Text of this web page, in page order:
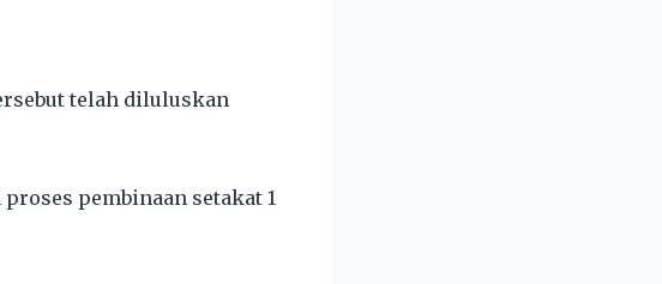
telah diluluskan
pembinaan setakat 1